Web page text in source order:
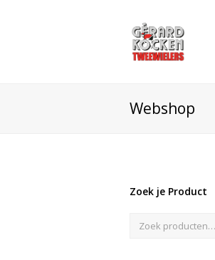
Webshop
Zoek je Product